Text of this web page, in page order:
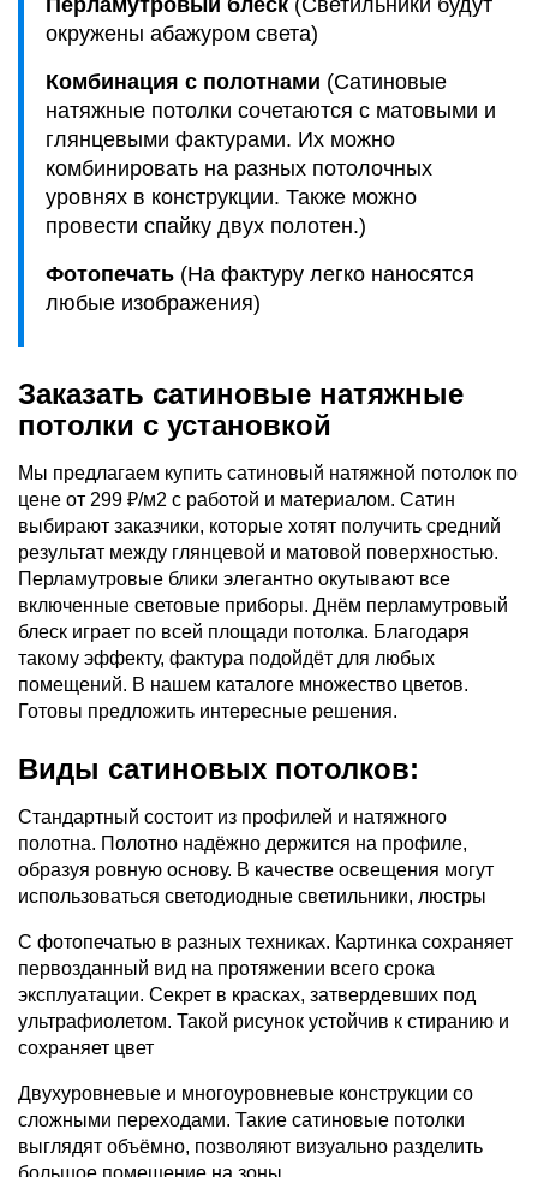
Перламутровый блеск(Светильники будут
окружены абажуром света)
Комбинация с полотнами (Сатиновые
натяжные потолки сочетаются с матовыми и
глянцевыми фактурами. Их можно
комбинировать на разных потолочных
уровнях в конструкции. Также можно
провести спайку двух полотен.)
Фотопечать(На фактуру легко наносятся
любые изображения)
Заказать сатиновые натяжные
потолки с установкой
Мы предлагаем купить сатиновый натяжной потолок по
цене от 299 ₽/м2 с работой и материалом. Сатин
выбирают заказчики, которые хотят получить средний
результат между глянцевой и матовой поверхностью.
Перламутровые блики элегантно окутывают все
включенные световые приборы. Днём перламутровый
блеск играет по всей площади потолка. Благодаря
такому эффекту, фактура подойдёт для любых
помещений. В нашем каталоге множество цветов.
Готовы предложить интересные решения.
Виды сатиновых потолков:
Стандартный состоит из профилей и натяжного
полотна. Полотно надёжно держится на профиле,
образуя ровную основу. В качестве освещения могут
использоваться светодиодные светильники, люстры
С фотопечатью в разных техниках. Картинка сохраняет
первозданный вид на протяжении всего срока
эксплуатации. Секрет в красках, затвердевших под
ультрафиолетом. Такой рисунок устойчив к стиранию и
сохраняет цвет
Двухуровневые и многоуровневые конструкции со
сложными переходами. Такие сатиновые потолки
выглядят объёмно, позволяют визуально разделить
большое помещение на зоны